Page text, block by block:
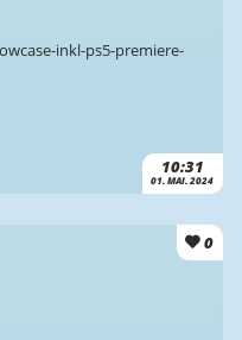
10:31
01. MAI. 2024
inkl-ps5-premiere-
0